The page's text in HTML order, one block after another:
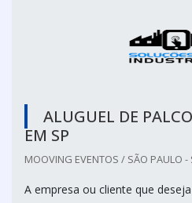
ALUGUEL DE
EM SP
MOOVING EVENTOS / SÃO PAULO -
A empresa ou cliente que